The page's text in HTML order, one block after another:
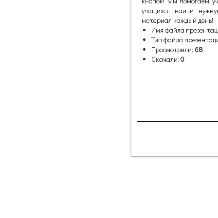
учащихся найти
материал каждый день!
Имя файла
Тип файла
Просмотрели: 68
Скачали: 0